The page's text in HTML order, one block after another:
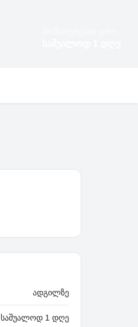
ადგილზე
საშუალოდ 1 დღე